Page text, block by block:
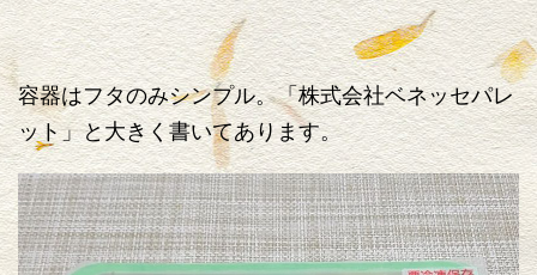
容器はフタのみシンプル。「株式会社ベネッセパレ
ット」と大きく書いてあります。